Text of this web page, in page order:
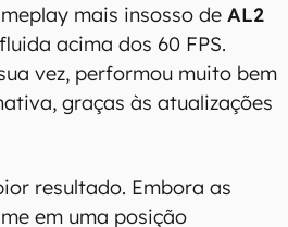
mais insosso deAL2
acima dos 60 FPS.
vez, performou muito bem
graças às atualizações
resultado. Embora as
em uma posição